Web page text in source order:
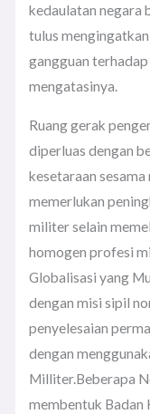
kedaulatan negara
tulus
gangguan
mengatasinya.
Ruang gerak
diperluas dengan
kesetaraan
memerlukan
militer selain
homogen profesi
Globalisasi yang
dengan misi sipil
penyelesaian
dengan
Milliter.Beberapa
membentuk Badan